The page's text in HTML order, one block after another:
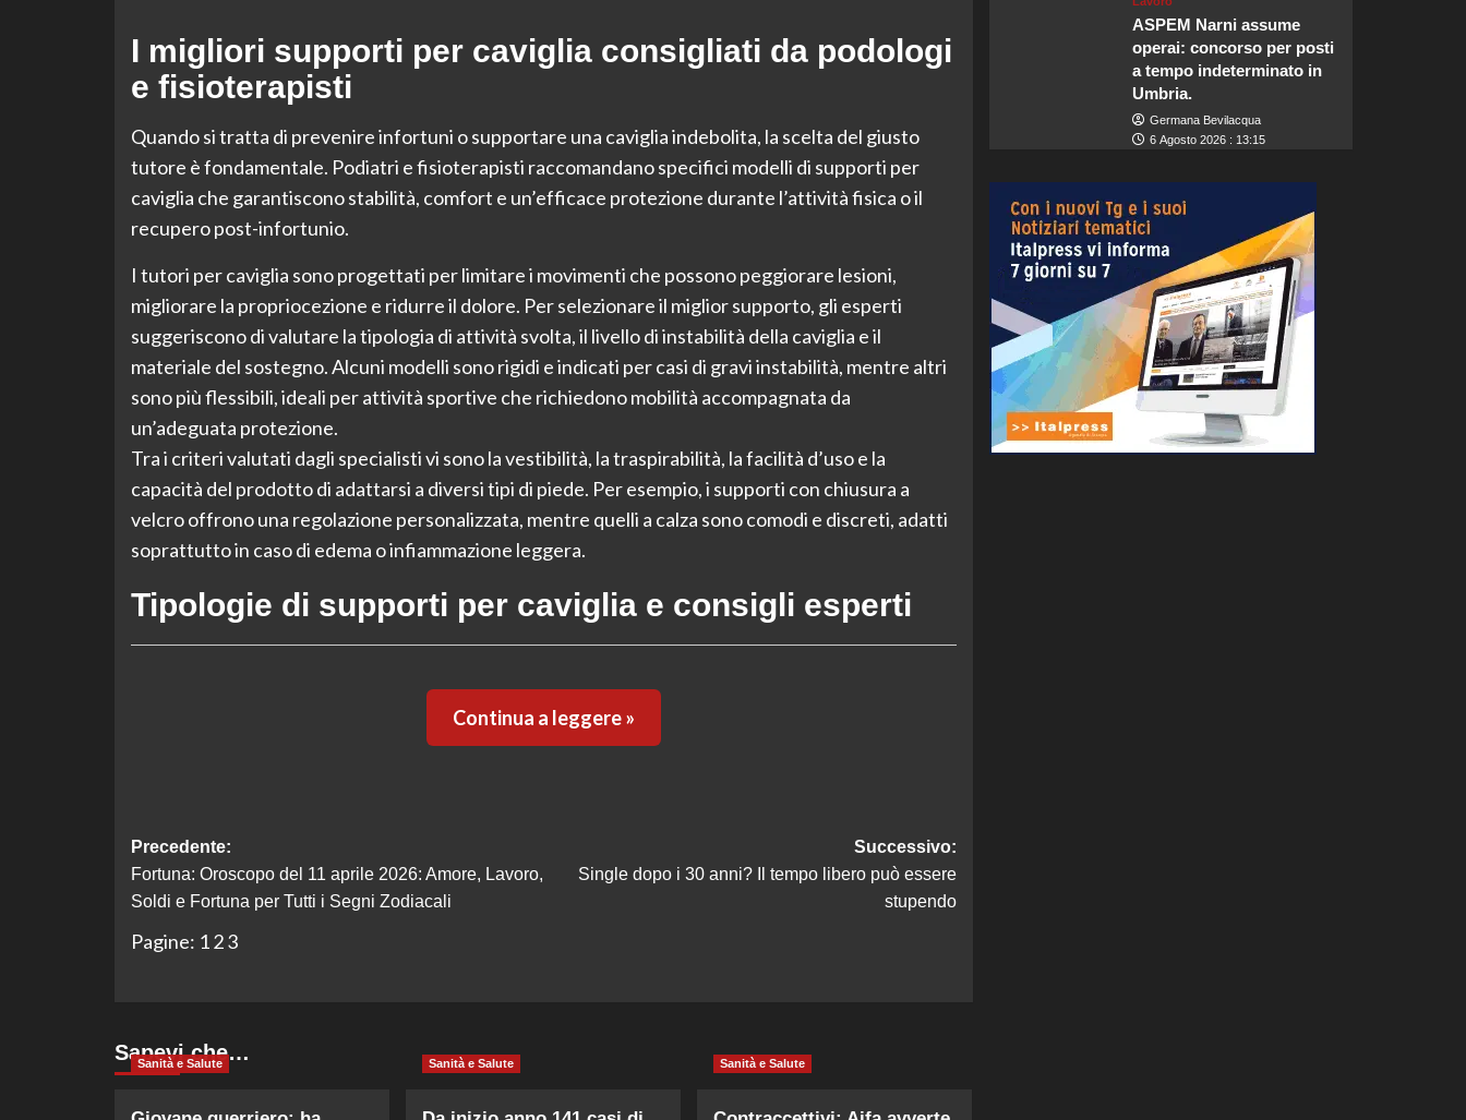
I migliori supporti per caviglia consigliati da podologi
e fisioterapisti
Quando si tratta di prevenire infortuni o supportare una caviglia indebolita, la scelta del giusto
tutore è fondamentale. Podiatri e fisioterapisti raccomandano specifici modelli di supporti per
caviglia che garantiscono stabilità, comfort e un’efficace protezione durante l’attività fisica o il
recupero post-infortunio.
I tutori per caviglia sono progettati per limitare i movimenti che possono peggiorare lesioni,
migliorare la propriocezione e ridurre il dolore. Per selezionare il miglior supporto, gli esperti
suggeriscono di valutare la tipologia di attività svolta, il livello di instabilità della caviglia e il
materiale del sostegno. Alcuni modelli sono rigidi e indicati per casi di gravi instabilità, mentre altri
sono più flessibili, ideali per attività sportive che richiedono mobilità accompagnata da
un’adeguata protezione.
Tra i criteri valutati dagli specialisti vi sono la vestibilità, la traspirabilità, la facilità d’uso e la
capacità del prodotto di adattarsi a diversi tipi di piede. Per esempio, i supporti con chiusura a
velcro offrono una regolazione personalizzata, mentre quelli a calza sono comodi e discreti, adatti
soprattutto in caso di edema o infiammazione leggera.
Tipologie di supporti per caviglia e consigli esperti
Continua a leggere »
Navigazione
articolo
Precedente:
Fortuna: Oroscopo del 11 aprile 2026: Amore, Lavoro,
Soldi e Fortuna per Tutti i Segni Zodiacali
Successivo:
Single dopo i 30 anni? Il tempo libero può essere
stupendo
Pagine: 1 2 3
Sapevi che…
Sanità e Salute Sanità e Salute Sanità e Salute
ASPEM Narni assume
operai: concorso per posti
a tempo indeterminato in
Umbria.
Germana Bevilacqua
6 Agosto 2026 : 13:15